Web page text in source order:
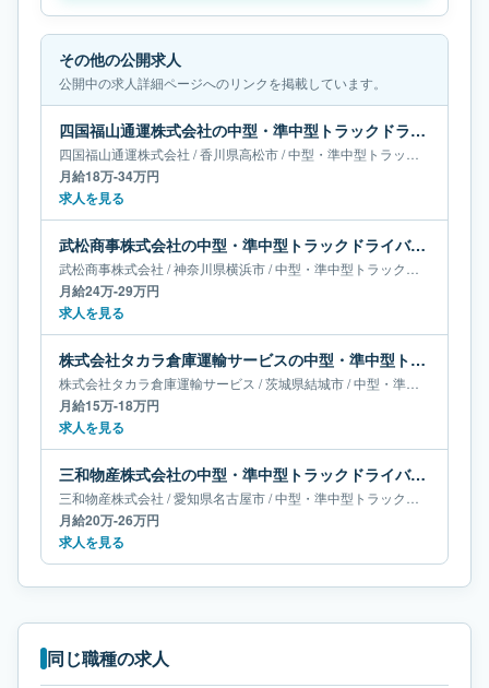
その他の公開求人
公開中の求人詳細ページへのリンクを掲載しています。
四国福山通運株式会社の中型・準中型トラックドライバー求人｜香川県高松市｜月給18万-34万円
四国福山通運株式会社 /香川県高松市/中型・準中型トラックドライバー
月給18万-34万円
求人を見る
武松商事株式会社の中型・準中型トラックドライバー求人｜神奈川県横浜市｜月給24万-29万円
武松商事株式会社 /神奈川県横浜市/中型・準中型トラックドライバー
月給24万-29万円
求人を見る
株式会社タカラ倉庫運輸サービスの中型・準中型トラックドライバー求人｜茨城県結城市｜月給15万-18万円
株式会社タカラ倉庫運輸サービス /茨城県結城市/中型・準中型トラックドライバー
月給15万-18万円
求人を見る
三和物産株式会社の中型・準中型トラックドライバー求人｜愛知県名古屋市｜月給20万-26万円
三和物産株式会社 /愛知県名古屋市/中型・準中型トラックドライバー
月給20万-26万円
求人を見る
同じ職種の求人